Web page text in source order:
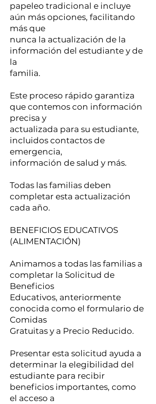
papeleo tradicional e incluye
aún más opciones, facilitando
más que
nunca la actualización de la
información del estudiante y de
la
familia.
Este proceso rápido garantiza
que contemos con información
precisa y
actualizada para su estudiante,
incluidos contactos de
emergencia,
información de salud y más.
Todas las familias deben
completar esta actualización
cada año.
BENEFICIOS EDUCATIVOS
(ALIMENTACIÓN)
Animamos a todas las familias a
completar la Solicitud de
Beneficios
Educativos, anteriormente
conocida como el formulario de
Comidas
Gratuitas y a Precio Reducido.
Presentar esta solicitud ayuda a
determinar la elegibilidad del
estudiante para recibir
beneficios importantes, como
el acceso a